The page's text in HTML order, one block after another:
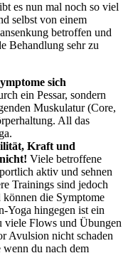
es nun mal noch so viel
selbst von einem
betroffen und
Behandlung sehr zu
sich
ein Pessar, sondern
Muskulatur (Core,
All das
Kraft und
Viele betroffene
aktiv und sehnen
Trainings sind jedoch
die Symptome
Yoga hingegen ist ein
viele Flows und Übungen
Avulsion nicht schaden
wenn du nach dem